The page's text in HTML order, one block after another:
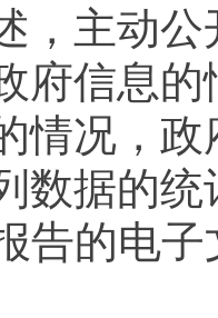
，主动
府信息
情况，
数据的统
告的电